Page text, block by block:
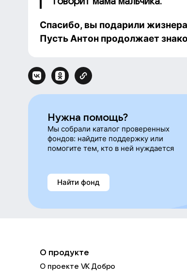
Спасибо, вы подарили
Пусть Антон продолжает
Нужна помощь?
Мы собрали каталог проверенных
фондов: найдите поддержку или
помогите тем, кто в ней нуждается
Найти фонд
О продукте
О проекте VK Добро